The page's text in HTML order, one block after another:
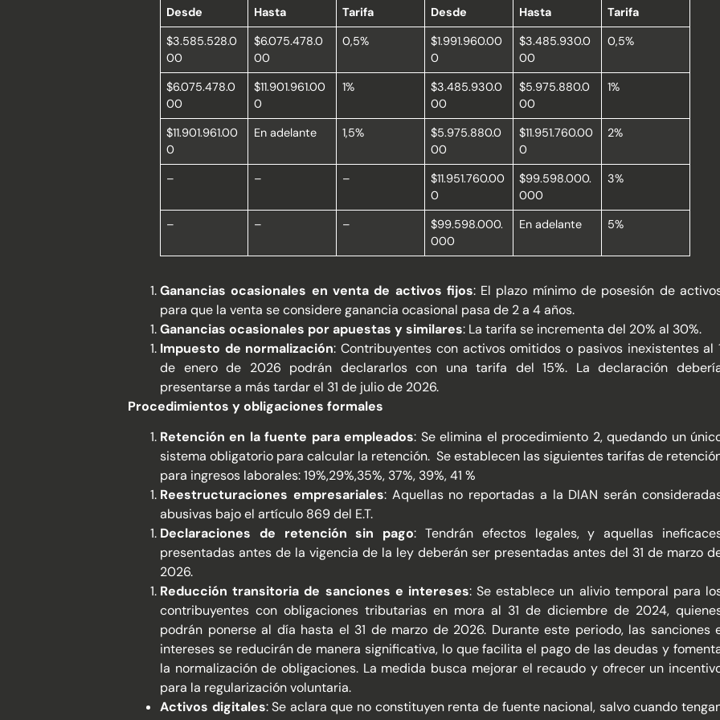
Desde Hasta Tarifa Desde Hasta
Tarifa
$3.585.528.0
00
$6.075.478.0
00
0,5%
$1.991.960.00
0
$3.485.930.0
00
0,5%
$6.075.478.0
00
$11.901.961.00
0
1%
$3.485.930.0
00
$5.975.880.0
00
1%
$11.901.961.00
0
En adelante 1,5%
$5.975.880.0
00
$11.951.760.00
0
2%
– – –
$11.951.760.00
0
$99.598.000.
000
3%
– – –
$99.598.000.
000
En adelante 5%
Ganancias ocasionales en venta de activos fijos: El plazo mínimo de posesión de
para que la venta se considere ganancia ocasional pasa de 2 a 4 años.
Ganancias ocasionales por apuestas y similares: La tarifa se incrementa del 20% al 30%.
Impuesto de normalización: Contribuyentes con activos omitidos o pasivos inexistentes al
de enero de 2026 podrán declararlos con una tarifa del 15%. La declaración
presentarse a más tardar el 31 de julio de 2026.
Procedimientos y obligaciones formales
Retención en la fuente para empleados: Se elimina el procedimiento 2, quedando un
sistema obligatorio para calcular la retención. Se establecen las siguientes tarifas de
para ingresos laborales: 19%,29%,35%, 37%, 39%, 41 %
Reestructuraciones empresariales: Aquellas no reportadas a la DIAN serán
abusivas bajo el artículo 869 del E.T.
Declaraciones de retención sin pago: Tendrán efectos legales, y aquellas
presentadas antes de la vigencia de la ley deberán ser presentadas antes del 31 de marzo
2026.
Reducción transitoria de sanciones e intereses: Se establece un alivio temporal para
contribuyentes con obligaciones tributarias en mora al 31 de diciembre de 2024,
podrán ponerse al día hasta el 31 de marzo de 2026. Durante este periodo, las sanciones
intereses se reducirán de manera significativa, lo que facilita el pago de las deudas y
la normalización de obligaciones. La medida busca mejorar el recaudo y ofrecer un
para la regularización voluntaria.
Activos digitales: Se aclara que no constituyen renta de fuente nacional, salvo cuando